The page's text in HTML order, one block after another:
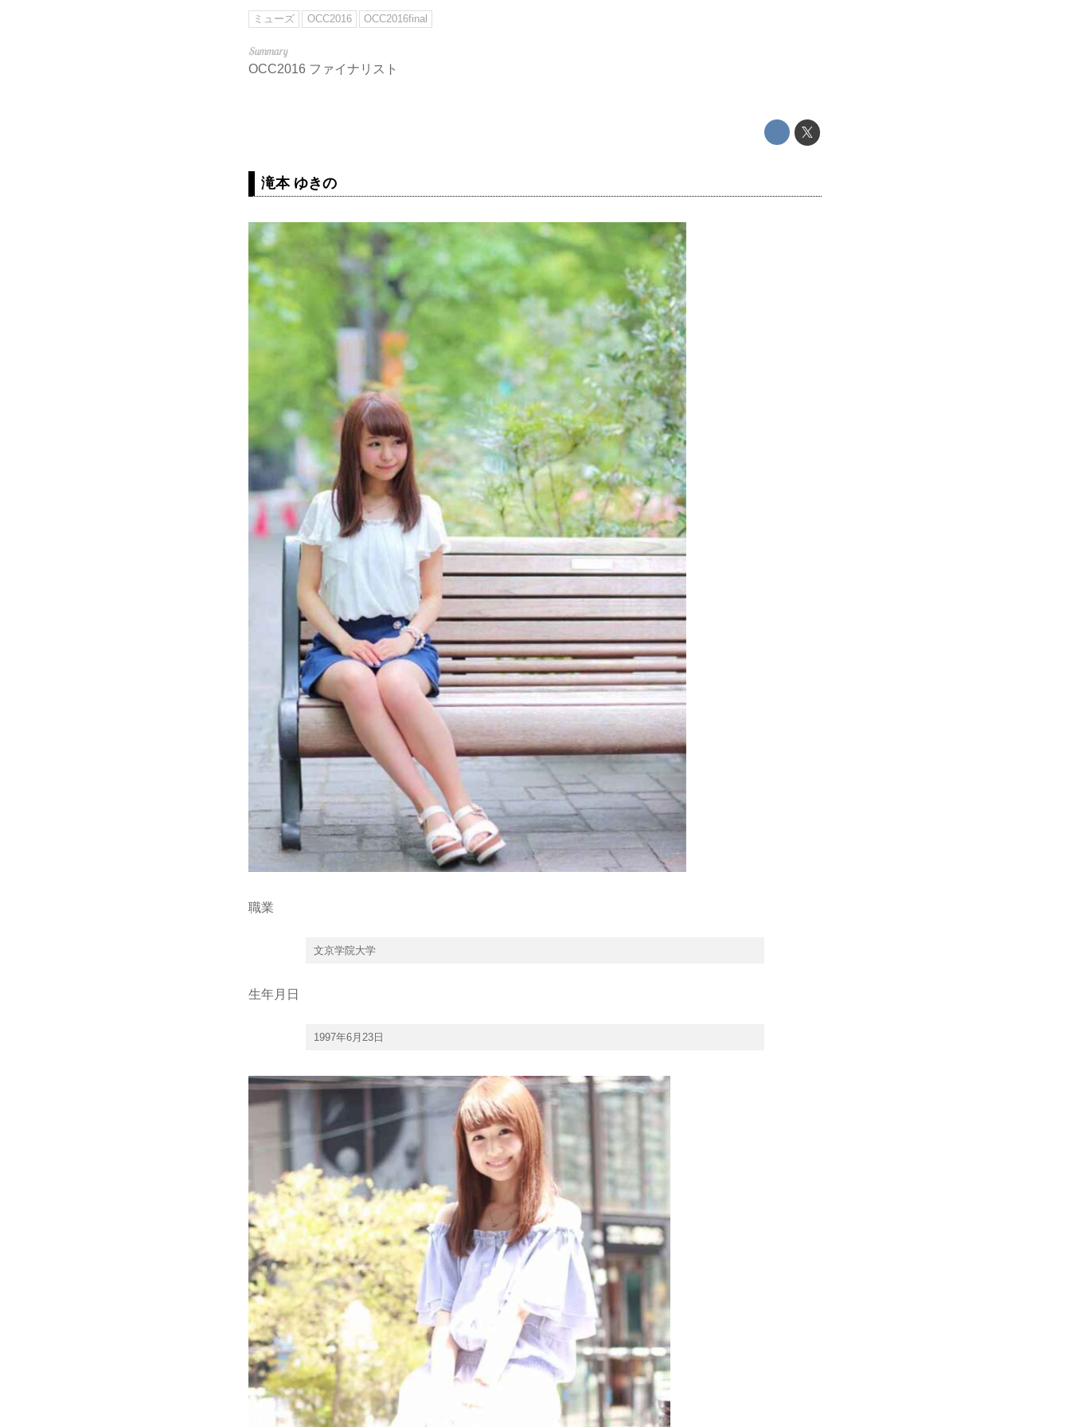
ミューズ OCC2016 OCC2016final
OCC2016 ファイナリスト
滝本 ゆきの
職業
文京学院大学
生年月日
1997年6月23日